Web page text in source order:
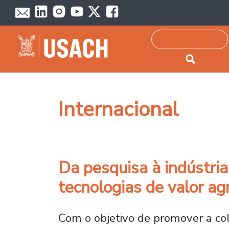
Passar para o conteúdo principal
Pesquisar
Internacional
Da pesquisa à
tecnologias de valor
Com o objetivo de promover a